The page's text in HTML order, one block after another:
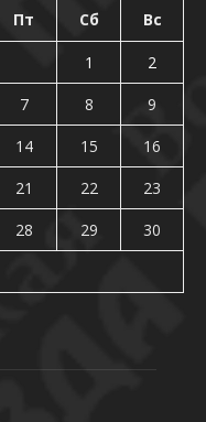
Пт Сб Вс
1
2
7 8
9
14 15
16
21 22
23
28 29
30